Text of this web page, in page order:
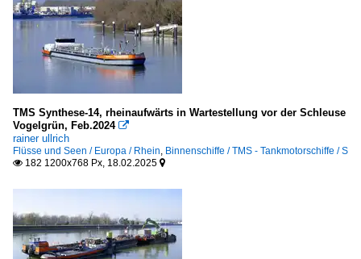
TMS Synthese-14, rheinaufwärts in Wartestellung vor der Schleuse
Vogelgrün, Feb.2024 
rainer ullrich
Flüsse und Seen / Europa / Rhein Binnenschiffe / TMS - Tankmotorschiffe / S
 182 1200x768 Px, 18.02.2025 